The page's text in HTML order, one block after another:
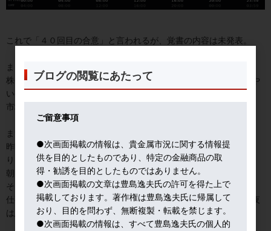
これで「４０回目の合意」と言われるが、覚書の内容は未発表。
まぁ、最近は、儀式のようなもので、「合意」の報道が流れると、
株や金が買われる。今回は、これまでより、本気っぽいかな。いや
いや、イラン濃縮ウランの問題は、おそらく先送りだろう。等々、
市場内には懐疑的な見方と慎重な楽観論が共存する。
まずは速報。
昨晩は、米国ゴルフ女子ツアーで日本人ペア４組がトップ１０入
り。
朝３時からは、ドジャーズ戦中継。
そして、５時からサッカー。
仕事で徹夜は慣れているけど、日本選手活躍でエキサイトする徹夜
は悪くないな。今日のランチタイムは昼寝だ(笑)
ブログの閲覧にあたって
ご留意事項
●次画面掲載の情報は、貴金属市況に関する情報提
供を目的としたものであり、特定の金融商品の取
得・勧誘を目的としたものではありません。
●次画面掲載の文章は豊島逸夫氏の許可を得た上で
掲載しております。著作権は豊島逸夫氏に帰属して
おり、目的を問わず、無断複製・転載を禁じます。
●次画面掲載の情報は、すべて豊島逸夫氏の個人的